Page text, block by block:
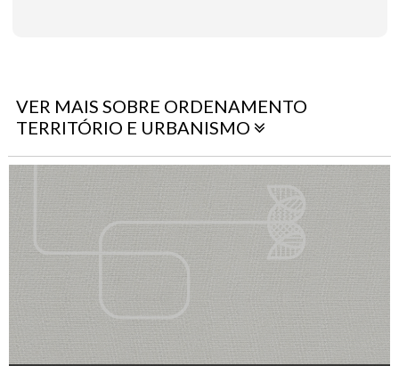
VER MAIS SOBRE ORDENAMENTO
TERRITÓRIO E URBANISMO